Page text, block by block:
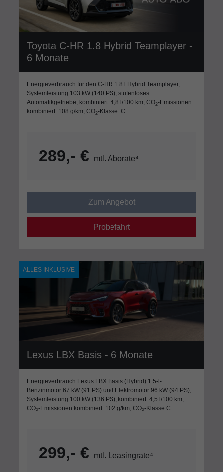
Toyota C-HR 1.8 Hybrid Teamplayer -
6 Monate
Energieverbrauch für den C-HR 1.8 l Hybrid Teamplayer,
Systemleistung 103 kW (140 PS), stufenloses
Automatikgetriebe, kombiniert: 4,8 l/100 km, CO2-Emissionen
kombiniert: 108 g/km, CO2-Klasse: C.
289,- € mtl. Aborate⁴
Zum Angebot
Probefahrt
Lexus LBX Basis - 6 Monate
ALLES INKLUSIVE
Energieverbrauch Lexus LBX Basis (Hybrid) 1.5-l-
Benzinmotor 67 kW (91 PS) und Elektromotor 96 kW (94 PS),
Systemleistung 100 kW (136 PS), kombiniert: 4,5 l/100 km;
CO₂-Emissionen kombiniert: 102 g/km; CO₂-Klasse C.
299,- € mtl. Leasingrate⁴